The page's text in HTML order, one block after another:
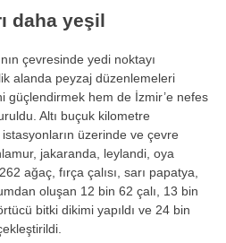
daha yeşil
çevresinde yedi noktayı
alanda peyzaj düzenlemeleri
güçlendirmek hem de İzmir’e nefes
Altı buçuk kilometre
üzerinde ve çevre
jakaranda, leylandi, oya
ağaç, fırça çalısı, sarı papatya,
oluşan 12 bin 62 çalı, 13 bin
bitki dikimi yapıldı ve 24 bin
ştirildi.